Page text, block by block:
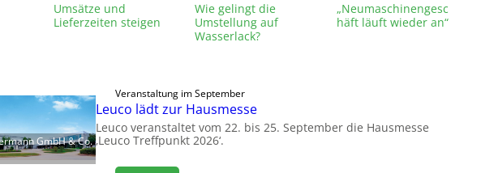
Umsätze und
Lieferzeiten steigen
Wie gelingt die
Umstellung auf
Wasserlack?
„Neumaschinengesc
häft läuft wieder an“
GmbH & Co.
Veranstaltung im September
Leuco lädt zur Hausmesse
Leuco veranstaltet vom 22. bis 25. September die Hausmesse
‚Leuco Treffpunkt 2026‘.